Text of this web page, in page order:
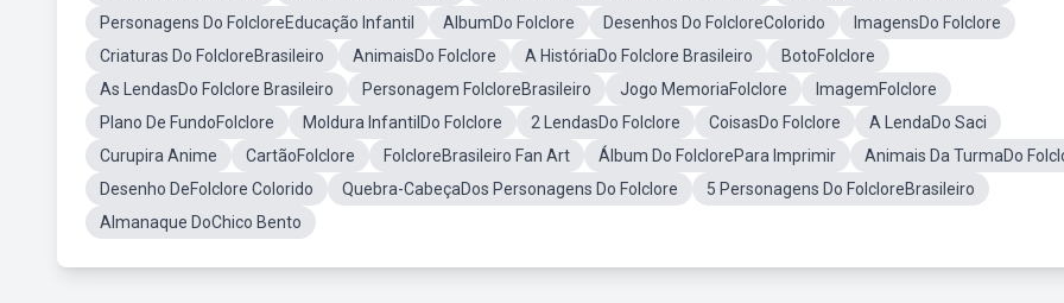
Personagens Do FolcloreEducação Infantil
AlbumDo Folclore Desenhos Do FolcloreColorido
ImagensDo Folclore
Criaturas Do FolcloreBrasileiro
AnimaisDo Folclore A HistóriaDo Folclore Brasileiro
BotoFolclore
As LendasDo Folclore Brasileiro
Personagem FolcloreBrasileiro Jogo MemoriaFolclore
ImagemFolclore
Plano De FundoFolclore
Moldura InfantilDo Folclore 2 LendasDo Folclore CoisasDo Folclore
A LendaDo Saci
Curupira Anime
CartãoFolclore FolcloreBrasileiro Fan Art Álbum Do FolclorePara Imprimir
Animais Da TurmaDo
Desenho DeFolclore Colorido
Quebra-CabeçaDos Personagens Do Folclore
5 Personagens Do FolcloreBrasileiro
Almanaque DoChico Bento